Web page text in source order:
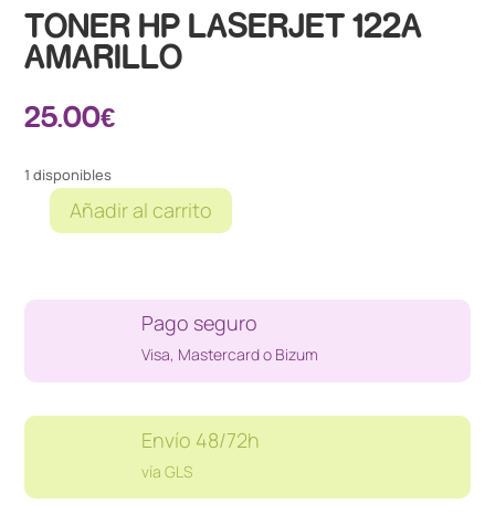
TONER HP LASERJET 122A
AMARILLO
25.00€
1 disponibles
TONER
122A
Añadir al carrito
Pago seguro
Visa, Mastercard o Bizum
Envío 48/72h
vía GLS